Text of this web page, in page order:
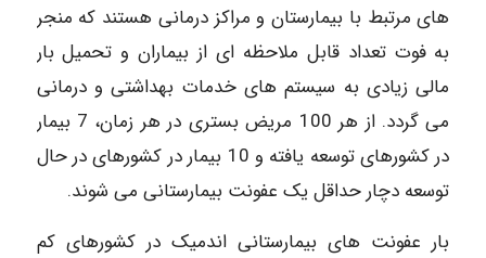
های مرتبط با بیمارستان و مراکز درمانی هستند که منجر
به فوت تعداد قابل ملاحظه ای از بیماران و تحمیل بار
مالی زیادی به سیستم های خدمات بهداشتی و درمانی
می گردد. از هر 100 مریض بستری در هر زمان، 7 بیمار
در کشورهای توسعه یافته و 10 بیمار در کشورهای در حال
توسعه دچار حداقل یک عفونت بیمارستانی می شوند.
بار عفونت های بیمارستانی اندمیک در کشورهای کم